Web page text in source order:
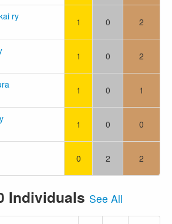
ry 1 0 2
1 0 2
1 0 1
1 0 0
0 2 2
Individuals See All